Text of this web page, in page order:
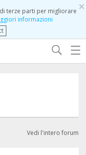
×
terze parti per migliorare
informazioni
☰
Vedi l'intero forum